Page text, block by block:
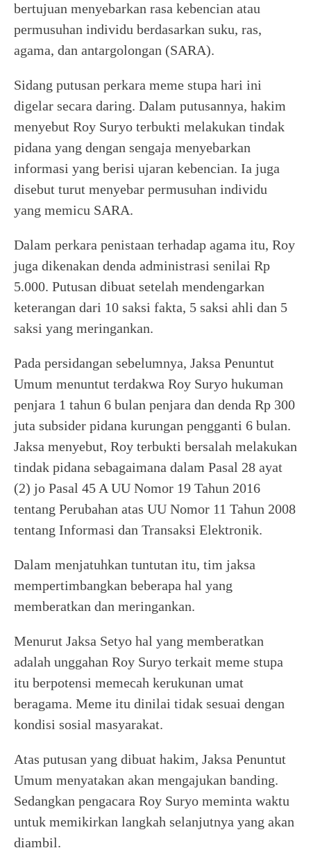
bertujuan menyebarkan rasa kebencian atau
permusuhan individu berdasarkan suku, ras,
agama, dan antargolongan (SARA).
Sidang putusan perkara meme stupa hari ini
digelar secara daring. Dalam putusannya, hakim
menyebut Roy Suryo terbukti melakukan tindak
pidana yang dengan sengaja menyebarkan
informasi yang berisi ujaran kebencian. Ia juga
disebut turut menyebar permusuhan individu
yang memicu SARA.
Dalam perkara penistaan terhadap agama itu, Roy
juga dikenakan denda administrasi senilai Rp
5.000. Putusan dibuat setelah mendengarkan
keterangan dari 10 saksi fakta, 5 saksi ahli dan 5
saksi yang meringankan.
Pada persidangan sebelumnya, Jaksa Penuntut
Umum menuntut terdakwa Roy Suryo hukuman
penjara 1 tahun 6 bulan penjara dan denda Rp 300
juta subsider pidana kurungan pengganti 6 bulan.
Jaksa menyebut, Roy terbukti bersalah melakukan
tindak pidana sebagaimana dalam Pasal 28 ayat
(2) jo Pasal 45 A UU Nomor 19 Tahun 2016
tentang Perubahan atas UU Nomor 11 Tahun 2008
tentang Informasi dan Transaksi Elektronik.
Dalam menjatuhkan tuntutan itu, tim jaksa
mempertimbangkan beberapa hal yang
memberatkan dan meringankan.
Menurut Jaksa Setyo hal yang memberatkan
adalah unggahan Roy Suryo terkait meme stupa
itu berpotensi memecah kerukunan umat
beragama. Meme itu dinilai tidak sesuai dengan
kondisi sosial masyarakat.
Atas putusan yang dibuat hakim, Jaksa Penuntut
Umum menyatakan akan mengajukan banding.
Sedangkan pengacara Roy Suryo meminta waktu
untuk memikirkan langkah selanjutnya yang akan
diambil.